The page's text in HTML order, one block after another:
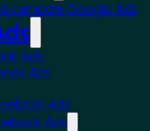
campanii Google Ads
Ads
Ads
Ads
Ads